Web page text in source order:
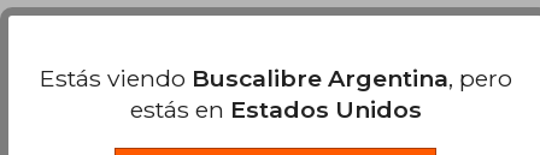
Estás viendo Buscalibre Argentina, pero
estás en Estados Unidos